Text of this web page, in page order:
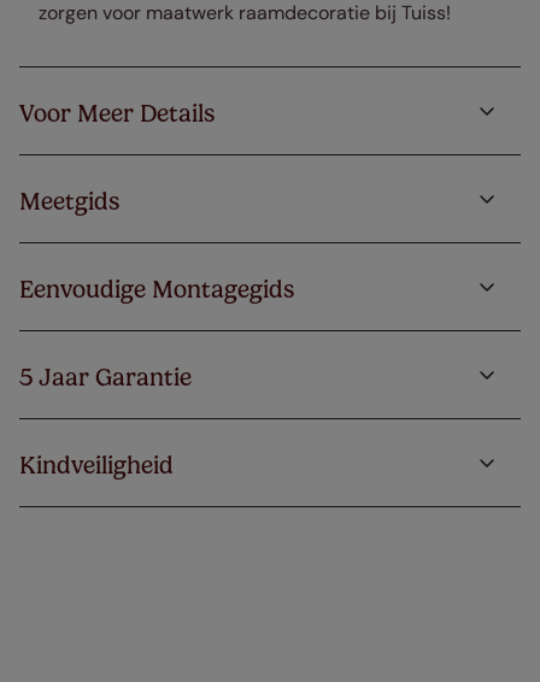
zorgen voor maatwerk raamdecoratie bij Tuiss!
Voor Meer Details
Meetgids
Eenvoudige Montagegids
5 Jaar Garantie
Kindveiligheid